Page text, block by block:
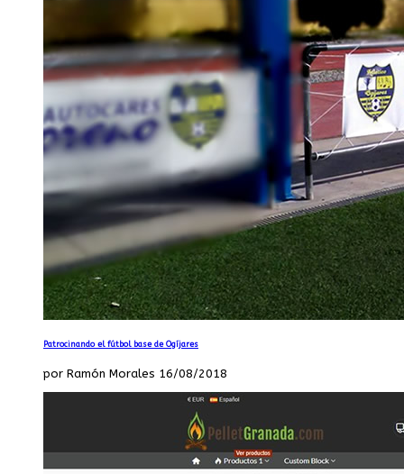
Patrocinando el fútbol base de Ogíjares
por Ramón Morales 16/08/2018